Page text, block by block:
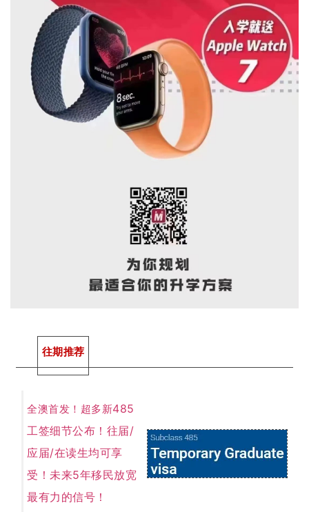
往期推荐
全澳首发！超多新485
工签细节公布！往届/
应届/在读生均可享
受！未来5年移民放宽
最有力的信号！